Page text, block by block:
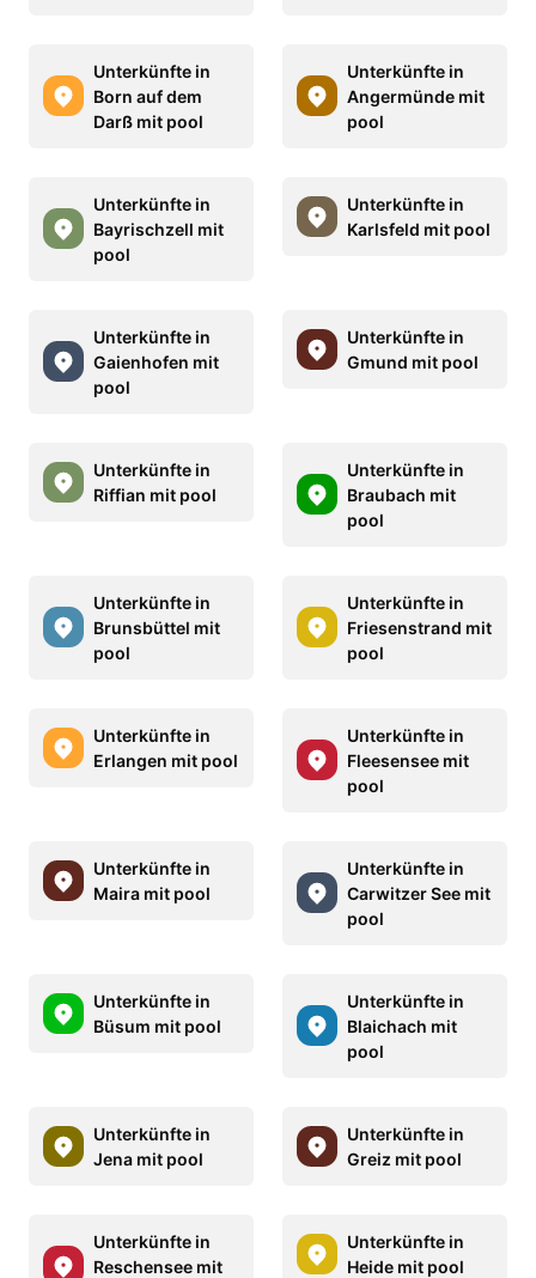
Unterkünfte in
Born auf dem
Darß mit pool
Unterkünfte in
Angermünde mit
pool
Unterkünfte in
Bayrischzell mit
pool
Unterkünfte in
Karlsfeld mit pool
Unterkünfte in
Gaienhofen mit
pool
Unterkünfte in
Gmund mit pool
Unterkünfte in
Riffian mit pool
Unterkünfte in
Braubach mit
pool
Unterkünfte in
Brunsbüttel mit
pool
Unterkünfte in
Friesenstrand mit
pool
Unterkünfte in
Erlangen mit pool
Unterkünfte in
Fleesensee mit
pool
Unterkünfte in
Maira mit pool
Unterkünfte in
Carwitzer See mit
pool
Unterkünfte in
Büsum mit pool
Unterkünfte in
Blaichach mit
pool
Unterkünfte in
Jena mit pool
Unterkünfte in
Greiz mit pool
Unterkünfte in
Reschensee mit
Unterkünfte in
Heide mit pool